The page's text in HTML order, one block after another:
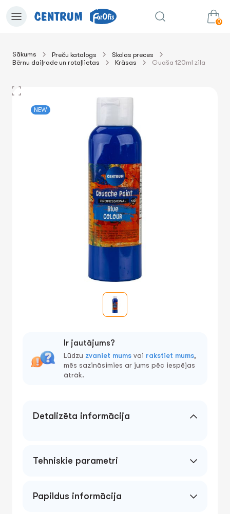
0
uz grozu Summa:0.00€
Sākums Preču katalogs
Skolas preces
Bērnu daiļrade un rotaļlietas
Krāsas Guaša 120ml zila
NEW
Ir jautājums?
Lūdzu zvaniet mums vai rakstiet mums,
mēs sazināsimies ar jums pēc iespējas
ātrāk.
Detalizēta informācija
Tehniskie parametri
Papildus informācija